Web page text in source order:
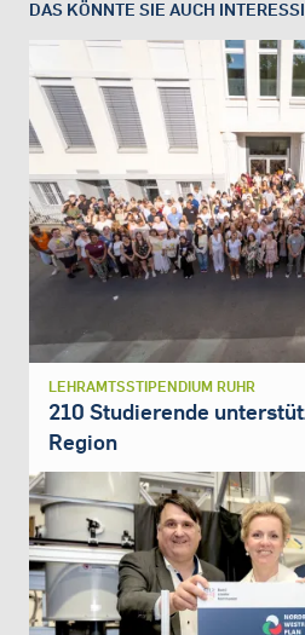
DAS KÖNNTE SIE AUCH
LEHRAMTSSTIPENDIUM RUHR
210 Studierende
Region